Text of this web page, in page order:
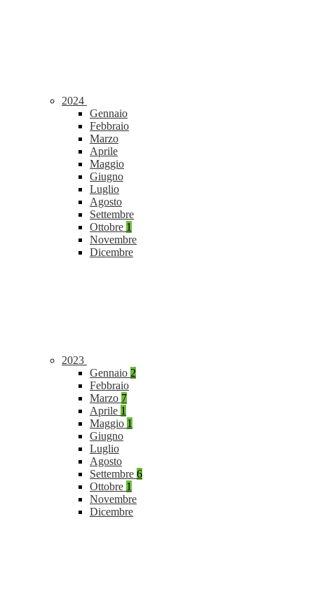
2024
Gennaio
Febbraio
Marzo
Aprile
Maggio
Giugno
Luglio
Agosto
Settembre
Ottobre 1
Novembre
Dicembre
2023
Gennaio 2
Febbraio
Marzo 7
Aprile 1
Maggio 1
Giugno
Luglio
Agosto
Settembre 6
Ottobre 1
Novembre
Dicembre